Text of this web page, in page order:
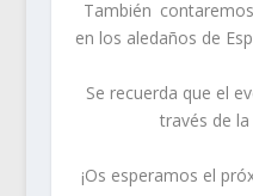
También
en los aledaños de
Se recuerda que el
través de
¡Os esperamos el